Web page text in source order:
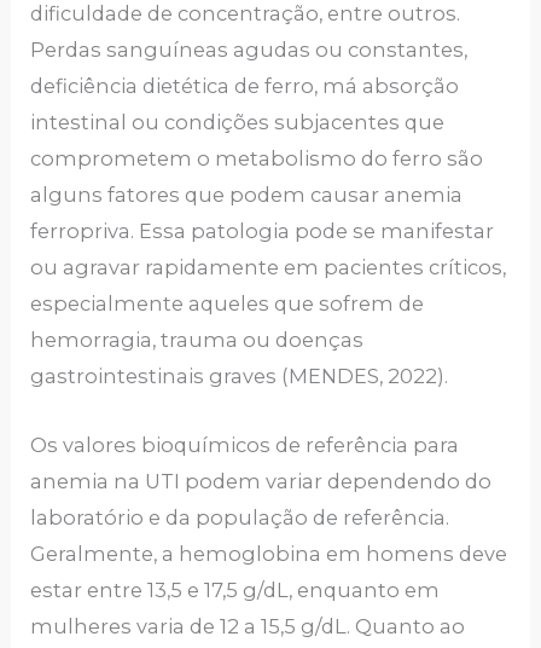
dificuldade de concentração, entre outros.
Perdas sanguíneas agudas ou constantes,
deficiência dietética de ferro, má absorção
intestinal ou condições subjacentes que
comprometem o metabolismo do ferro são
alguns fatores que podem causar anemia
ferropriva. Essa patologia pode se manifestar
ou agravar rapidamente em pacientes críticos,
especialmente aqueles que sofrem de
hemorragia, trauma ou doenças
gastrointestinais graves (MENDES, 2022).
Os valores bioquímicos de referência para
anemia na UTI podem variar dependendo do
laboratório e da população de referência.
Geralmente, a hemoglobina em homens deve
estar entre 13,5 e 17,5 g/dL, enquanto em
mulheres varia de 12 a 15,5 g/dL. Quanto ao